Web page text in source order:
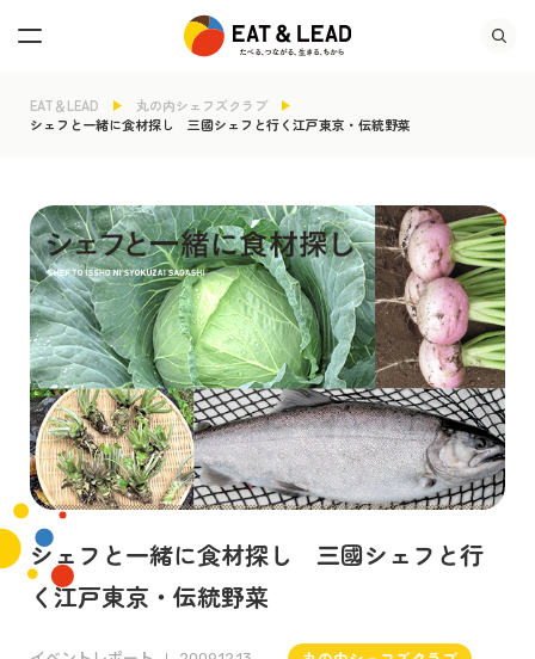
EAT＆LEAD
丸の内シェフズクラブ
シェフと一緒に食材探し 三國シェフと行く江戸東京・伝統野菜
シェフと一緒に食材探し 三國シェフと行
く江戸東京・伝統野菜